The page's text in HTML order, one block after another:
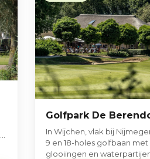
Golfpark De
In Wijchen, vlak bij
9 en 18-holes golfbaan met
glooiingen en